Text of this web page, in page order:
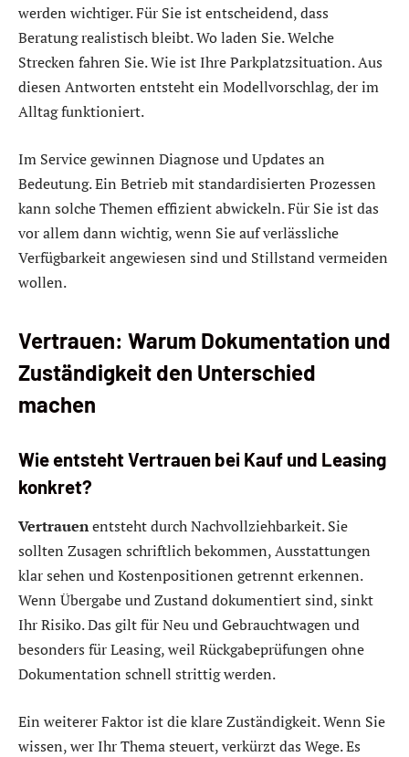
werden wichtiger. Für Sie ist entscheidend, dass
Beratung realistisch bleibt. Wo laden Sie. Welche
Strecken fahren Sie. Wie ist Ihre Parkplatzsituation. Aus
diesen Antworten entsteht ein Modellvorschlag, der im
Alltag funktioniert.
Im Service gewinnen Diagnose und Updates an
Bedeutung. Ein Betrieb mit standardisierten Prozessen
kann solche Themen effizient abwickeln. Für Sie ist das
vor allem dann wichtig, wenn Sie auf verlässliche
Verfügbarkeit angewiesen sind und Stillstand vermeiden
wollen.
Vertrauen: Warum Dokumentation und
Zuständigkeit den Unterschied
machen
Wie entsteht Vertrauen bei Kauf und Leasing
konkret?
Vertrauenentsteht durch Nachvollziehbarkeit. Sie
sollten Zusagen schriftlich bekommen, Ausstattungen
klar sehen und Kostenpositionen getrennt erkennen.
Wenn Übergabe und Zustand dokumentiert sind, sinkt
Ihr Risiko. Das gilt für Neu und Gebrauchtwagen und
besonders für Leasing, weil Rückgabeprüfungen ohne
Dokumentation schnell strittig werden.
Ein weiterer Faktor ist die klare Zuständigkeit. Wenn Sie
wissen, wer Ihr Thema steuert, verkürzt das Wege. Es